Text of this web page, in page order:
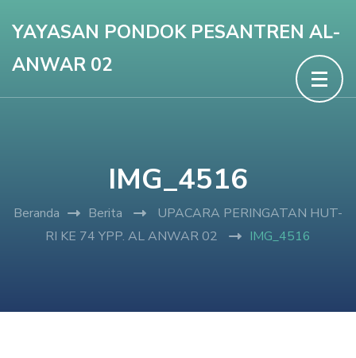
konten
YAYASAN PONDOK PESANTREN AL-
ANWAR 02
IMG_4516
Beranda Berita
UPACARA PERINGATAN HUT-
RI KE 74 YPP. AL ANWAR 02
IMG_4516